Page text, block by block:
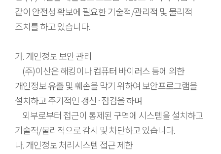
같이 안전성 확보에 필요한 기술적/관리적 및 물리적
조치를 하고 있습니다.
가. 개인정보 보안 관리
(주)이산은 해킹이나 컴퓨터 바이러스 등에 의한
개인정보 유출 및 훼손을 막기 위하여 보안프로그램을
설치하고 주기적인 갱신·점검을 하며
외부로부터 접근이 통제된 구역에 시스템을 설치하고
기술적/물리적으로 감시 및 차단하고 있습니다.
나. 개인정보 처리시스템 접근 제한